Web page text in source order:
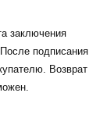
заключения
подписания
Возврат